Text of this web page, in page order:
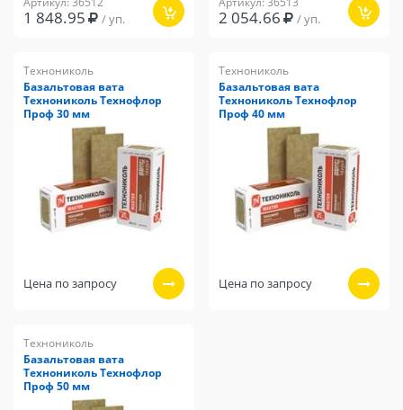
1 848.95 / уп. 2 054.66 / уп.
Технониколь
Базальтовая вата
Технониколь Технофлор
Проф 30 мм
Цена по запросу
Технониколь
Базальтовая вата
Технониколь Технофлор
Проф 40 мм
Цена по запросу
Технониколь
Базальтовая вата
Технониколь Технофлор
Проф 50 мм